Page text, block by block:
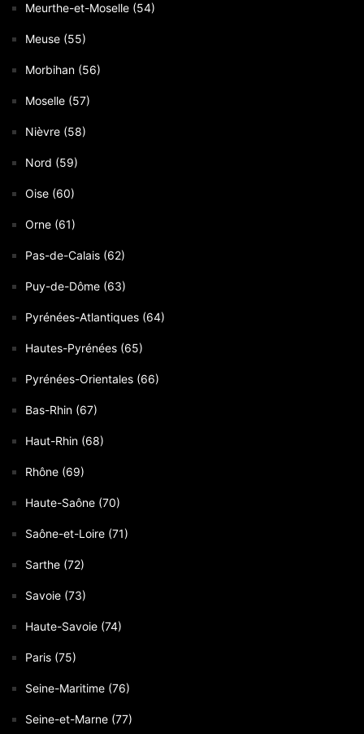
Meurthe-et-Moselle (54)
Meuse (55)
Morbihan (56)
Moselle (57)
Nièvre (58)
Nord (59)
Oise (60)
Orne (61)
Pas-de-Calais (62)
Puy-de-Dôme (63)
Pyrénées-Atlantiques (64)
Hautes-Pyrénées (65)
Pyrénées-Orientales (66)
Bas-Rhin (67)
Haut-Rhin (68)
Rhône (69)
Haute-Saône (70)
Saône-et-Loire (71)
Sarthe (72)
Savoie (73)
Haute-Savoie (74)
Paris (75)
Seine-Maritime (76)
Seine-et-Marne (77)